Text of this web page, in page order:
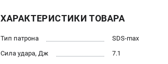
ХАРАКТЕРИСТИКИ ТОВАРА
Тип патрона
SDS-max
Сила удара, Дж
7.1